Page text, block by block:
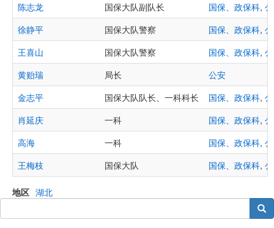
陈志龙
国保大队副队长 国保、政保科,
徐静平
国保大队警察 国保、政保科,
王喜山
国保大队警察 国保、政保科,
黄贻瑞
局长
公安
金志平
国保大队队长、一科科长 国保、政保科,
肖延庆
一科 国保、政保科,
高海
一科 国保、政保科,
王梅枝
国保大队 国保、政保科,
地区 湖北
搜索